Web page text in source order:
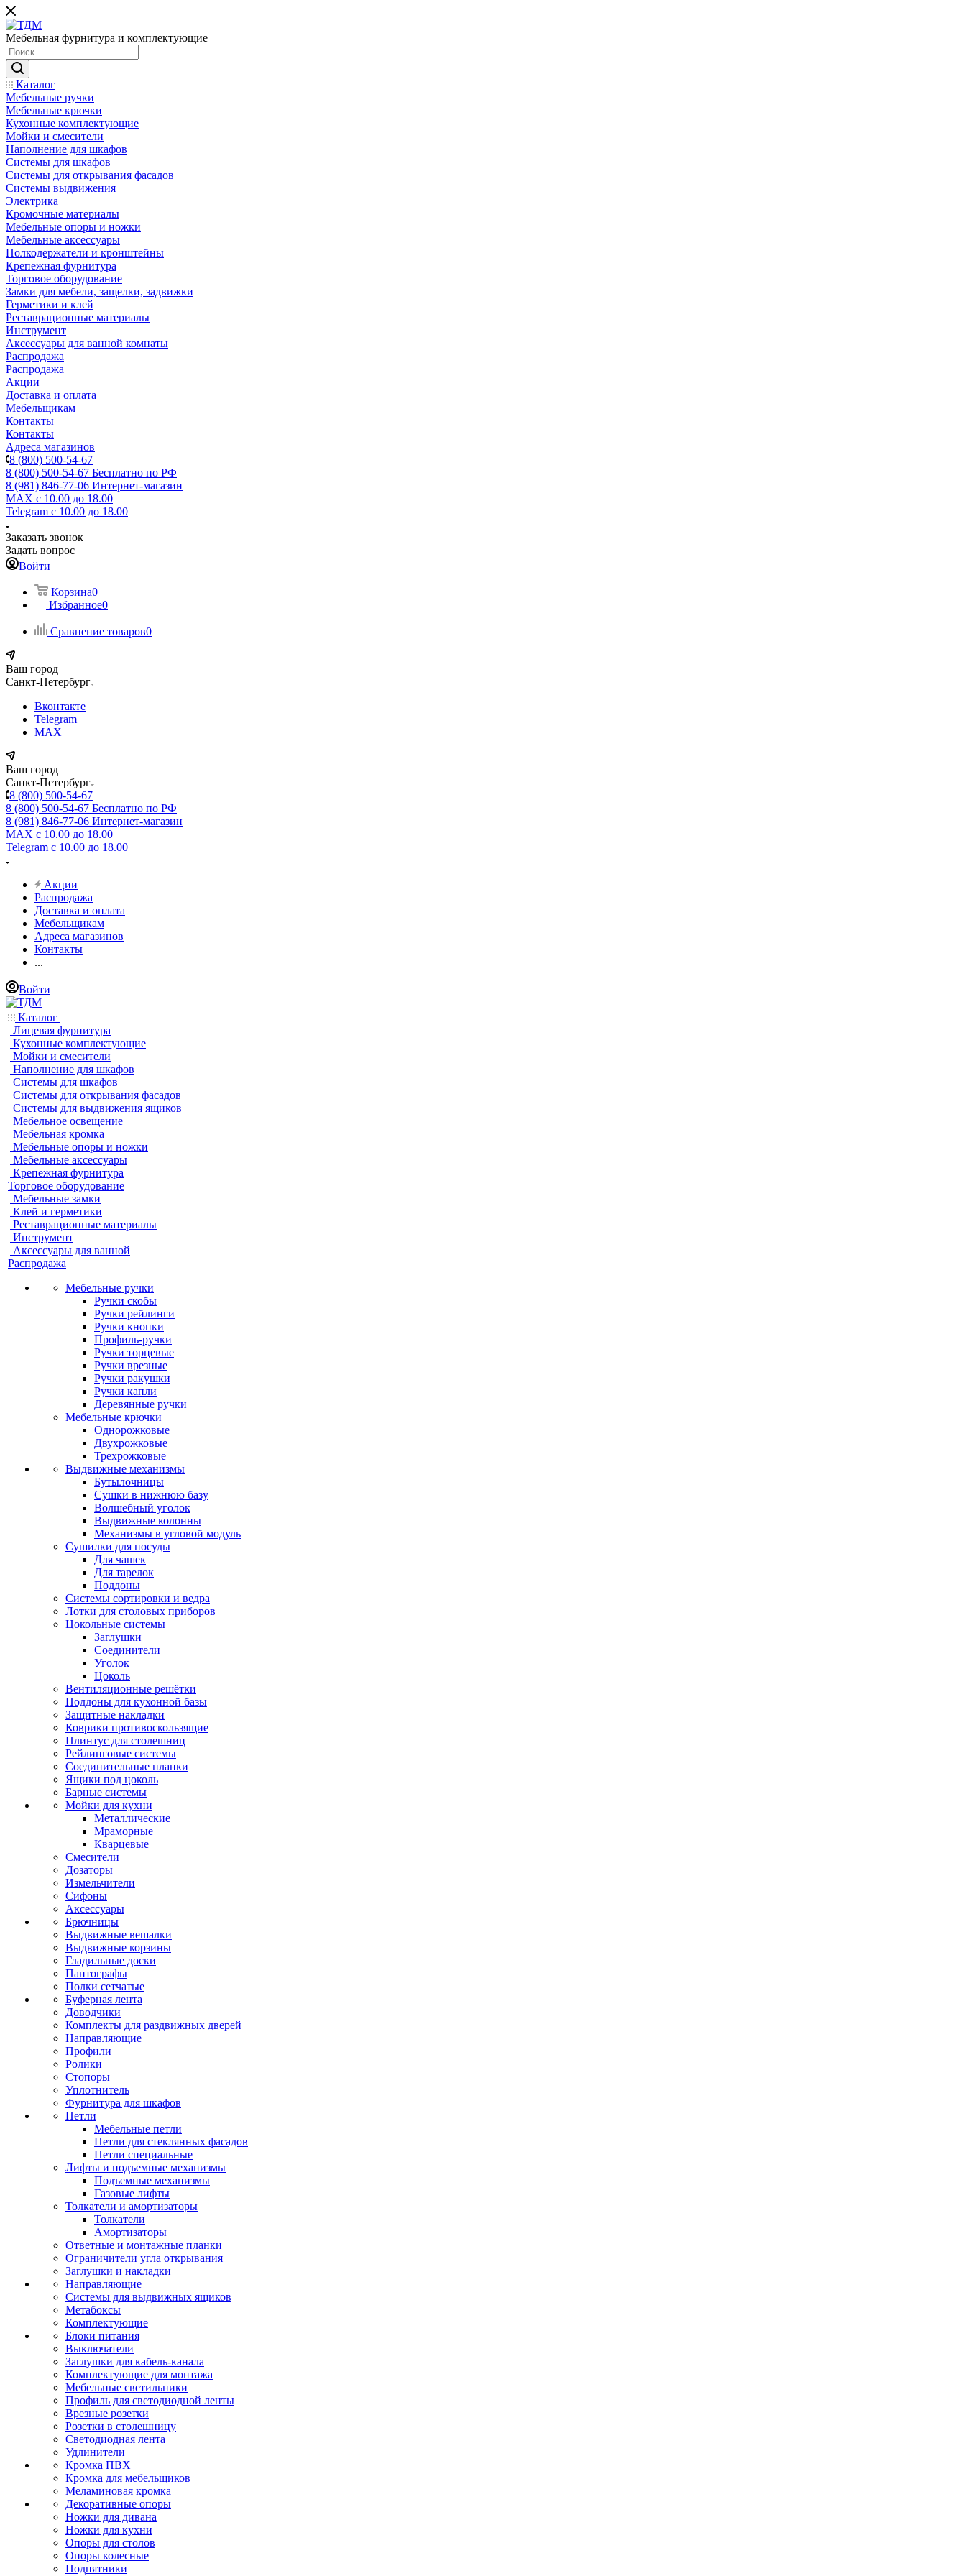
Мебельная фурнитура и комплектующие
Каталог
Мебельные ручки
Мебельные крючки
Кухонные комплектующие
Мойки и смесители
Наполнение для шкафов
Cистемы для шкафов
Системы для открывания фасадов
Системы выдвижения
Электрика
Кромочные материалы
Мебельные опоры и ножки
Мебельные аксессуары
Полкодержатели и кронштейны
Крепежная фурнитура
Торговое оборудование
Замки для мебели, защелки, задвижки
Герметики и клей
Реставрационные материалы
Инструмент
Аксессуары для ванной комнаты
Распродажа
Распродажа
Акции
Доставка и оплата
Мебельщикам
Контакты
Контакты
Адреса магазинов
8 (800) 500-54-67
8 (800) 500-54-67 Бесплатно по РФ
8 (981) 846-77-06 Интернет-магазин
MAX с 10.00 до 18.00
Telegram с 10.00 до 18.00
Заказать звонок
Задать вопрос
Войти
Корзина0
Избранное0
Сравнение товаров0
Ваш город
Санкт-Петербург
Вконтакте
Telegram
MAX
Ваш город
Санкт-Петербург
8 (800) 500-54-67
8 (800) 500-54-67 Бесплатно по РФ
8 (981) 846-77-06 Интернет-магазин
MAX с 10.00 до 18.00
Telegram с 10.00 до 18.00
Акции
Распродажа
Доставка и оплата
Мебельщикам
Адреса магазинов
Контакты
...
Войти
Каталог
Лицевая фурнитура
Кухонные комплектующие
Мойки и смесители
Наполнение для шкафов
Системы для шкафов
Системы для открывания фасадов
Системы для выдвижения ящиков
Мебельное освещение
Мебельная кромка
Мебельные опоры и ножки
Мебельные аксессуары
Крепежная фурнитура
Торговое оборудование
Мебельные замки
Клей и герметики
Реставрационные материалы
Инструмент
Аксессуары для ванной
Распродажа
Мебельные ручки
Ручки скобы
Ручки рейлинги
Ручки кнопки
Профиль-ручки
Ручки торцевые
Ручки врезные
Ручки ракушки
Ручки капли
Деревянные ручки
Мебельные крючки
Однорожковые
Двухрожковые
Трехрожковые
Выдвижные механизмы
Бутылочницы
Сушки в нижнюю базу
Волшебный уголок
Выдвижные колонны
Механизмы в угловой модуль
Сушилки для посуды
Для чашек
Для тарелок
Поддоны
Системы сортировки и ведра
Лотки для столовых приборов
Цокольные системы
Заглушки
Соединители
Уголок
Цоколь
Вентиляционные решётки
Поддоны для кухонной базы
Защитные накладки
Коврики противоскользящие
Плинтус для столешниц
Рейлинговые системы
Соединительные планки
Ящики под цоколь
Барные системы
Мойки для кухни
Металлические
Мраморные
Кварцевые
Смесители
Дозаторы
Измельчители
Сифоны
Аксессуары
Брючницы
Выдвижные вешалки
Выдвижные корзины
Гладильные доски
Пантографы
Полки сетчатые
Буферная лента
Доводчики
Комплекты для раздвижных дверей
Направляющие
Профили
Ролики
Стопоры
Уплотнитель
Фурнитура для шкафов
Петли
Мебельные петли
Петли для стеклянных фасадов
Петли специальные
Лифты и подъемные механизмы
Подъемные механизмы
Газовые лифты
Толкатели и амортизаторы
Толкатели
Амортизаторы
Ответные и монтажные планки
Ограничители угла открывания
Заглушки и накладки
Направляющие
Системы для выдвижных ящиков
Метабоксы
Комплектующие
Блоки питания
Выключатели
Заглушки для кабель-канала
Комплектующие для монтажа
Мебельные светильники
Профиль для светодиодной ленты
Врезные розетки
Розетки в столешницу
Светодиодная лента
Удлинители
Кромка ПВХ
Кромка для мебельщиков
Меламиновая кромка
Декоративные опоры
Ножки для дивана
Ножки для кухни
Опоры для столов
Опоры колесные
Подпятники